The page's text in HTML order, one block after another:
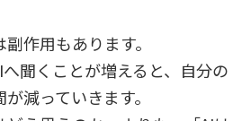
作用もあります。
聞くことが増えると、自分の
減っていきます。